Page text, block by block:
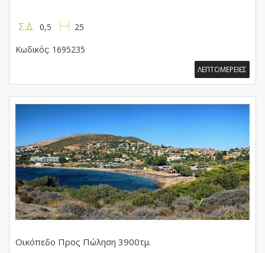
Σ.Δ. 0,5
25
Κωδικός: 1695235
ΛΕΠΤΟΜΕΡΕΙΕΣ
Οικόπεδο Προς Πώληση 3900τμ.